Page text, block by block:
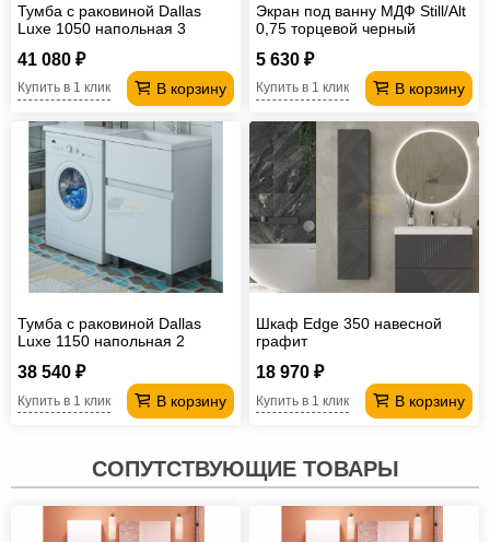
Тумба с раковиной Dallas
Luxe 1050 напольная 3
41 080 ₽
В корзину
Купить в 1 клик
Экран под ванну МДФ Still/Alt
0,75 торцевой черный
5 630 ₽
В корзину
Купить в 1 клик
Тумба с раковиной Dallas
Luxe 1150 напольная 2
38 540 ₽
В корзину
Купить в 1 клик
Шкаф Edge 350 навесной
графит
18 970 ₽
В корзину
Купить в 1 клик
СОПУТСТВУЮЩИЕ ТОВАРЫ